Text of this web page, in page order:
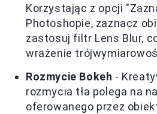
Korzystając z opcji
Photoshopie, zaznacz
zastosuj filtr Lens Blur,
wrażenie
Rozmycie Bokeh -
rozmycia tła polega na
oferowanego przez